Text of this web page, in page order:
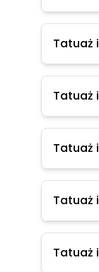
Tatuaż
Tatuaż
Tatuaż
Tatuaż
Tatuaż